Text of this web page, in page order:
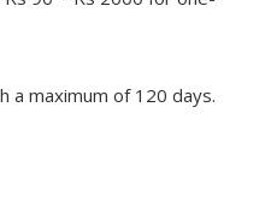
a maximum of 120 days.